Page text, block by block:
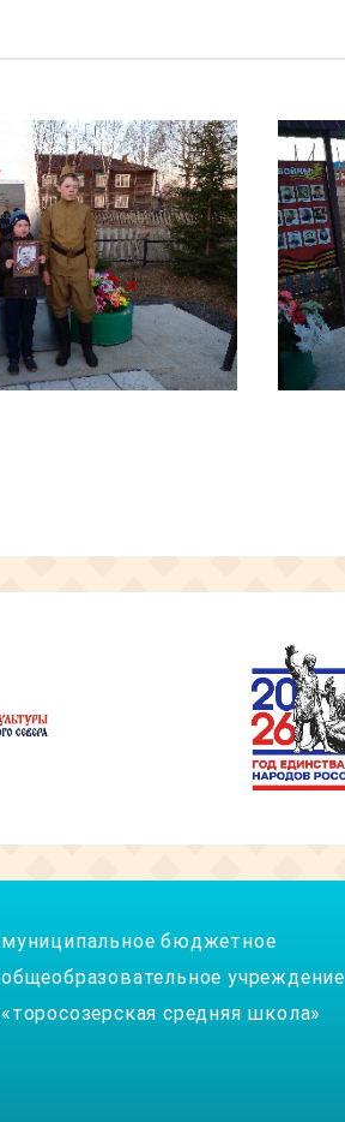
муниципальное бюджетное
общеобразовательное учреждение
«торосозерская средняя школа»